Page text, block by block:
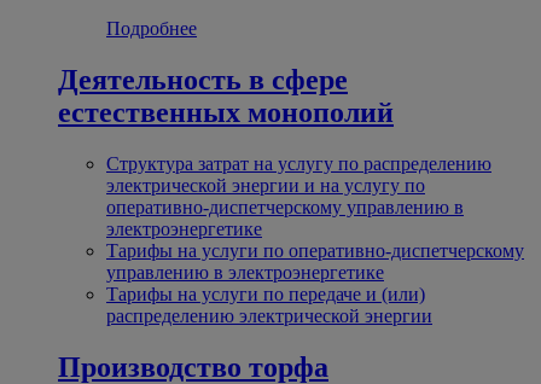
Подробнее
Деятельность в сфере
естественных монополий
Структура затрат на услугу по распределению
электрической энергии и на услугу по
оперативно-диспетчерскому управлению в
электроэнергетике
Тарифы на услуги по оперативно-диспетчерскому
управлению в электроэнергетике
Тарифы на услуги по передаче и (или)
распределению электрической энергии
Производство торфа